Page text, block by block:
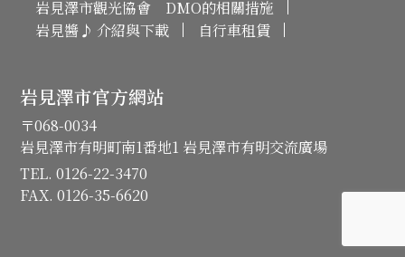
岩見澤市觀光協會 DMO的相關措施
岩見醬♪ 介紹與下載
自行車租賃
岩見澤市官方網站
〒068-0034
岩見澤市有明町南1番地1 岩見澤市有明交流廣場
TEL. 0126-22-3470
FAX. 0126-35-6620